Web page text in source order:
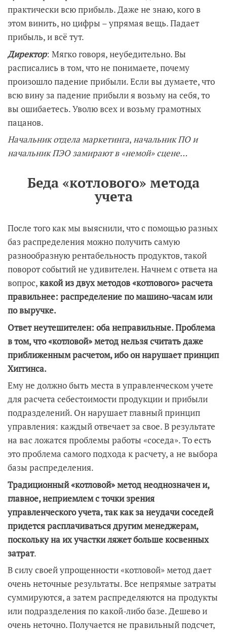
практически всю прибыль. Даже не знаю, кого в
этом винить, но цифры – упрямая вещь. Падает
прибыль, и всё тут.
Директор: Мягко говоря, неубедительно. Вы
расписались в том, что не понимаете, почему
произошло падение прибыли. Если вы думаете, что
всю вину за падение прибыли я возьму на себя, то
вы ошибаетесь. Уволю всех и возьму грамотных
пацанов.
Начальник отдела маркетинга,начальник ПО и
начальник ПЭО замирают в «немой» сцене…
Беда «котлового» метода
учета
После того как мы выяснили, что с помощью разных
баз распределения можно получить самую
разнообразную рентабельность продуктов, такой
поворот событий не удивителен. Начнем с ответа на
вопрос,какой из двух методов «котлового» расчета
правильнее: распределение по машино-часам или
по выручке.
Ответ неутешителен: оба неправильные. Проблема
в том, что «котловой» метод нельзя считать даже
приближенным расчетом, ибо он нарушает принцип
Хиггинса.
Ему не должно быть места в управленческом учете
для расчета себестоимости продукции и прибыли
подразделений. Он нарушает главный принцип
управления: каждый отвечает за свое. В результате
на вас ложатся проблемы работы «соседа». То есть
это проблема самого подхода к расчету, а не выбора
базы распределения.
Традиционный «котловой» метод неоднозначен и,
главное, неприемлем с точки зрения
управленческого учета, так как за неудачи соседей
придется расплачиваться другим менеджерам,
поскольку на их участки ляжет больше косвенных
затрат.
В силу своей упрощенности «котловой» метод дает
очень неточные результаты. Все непрямые затраты
суммируются, а затем распределяются на продукты
или подразделения по какой-либо базе. Дешево и
очень неточно. Получается не правильный подсчет,